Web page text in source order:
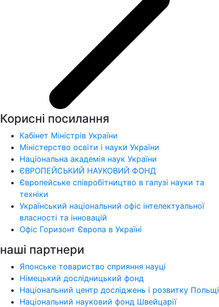
Корисні посилання
Кабінет Міністрів України
Міністерство освіти і науки України
Національна академія наук України
ЄВРОПЕЙСЬКИЙ НАУКОВИЙ ФОНД
Європейське співробітництво в галузі науки та
техніки
Український національний офіс інтелектуальної
власності та інновацій
Офіс Горизонт Європа в Україні
наші партнери
Японське товариство сприяння науці
Німецький дослідницький фонд
Національний центр досліджень і розвитку Польщі
Національний науковий фонд Швейцарії